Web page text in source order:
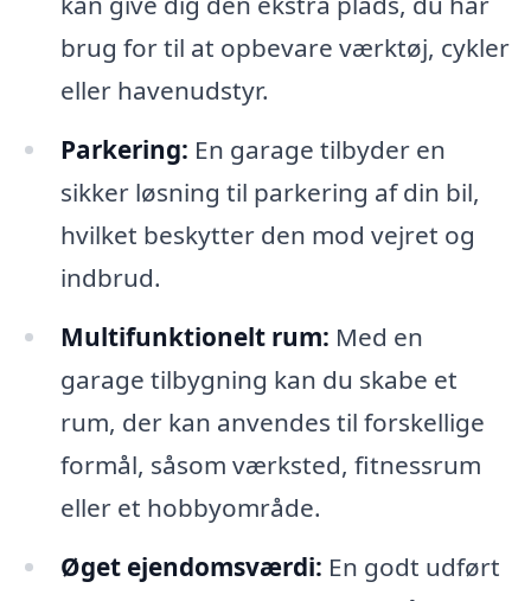
brug for til at opbevare værktøj, cykler
eller havenudstyr.
Parkering: En garage tilbyder en
sikker løsning til parkering af din bil,
hvilket beskytter den mod vejret og
indbrud.
Multifunktionelt rum: Med en
garage tilbygning kan du skabe et
rum, der kan anvendes til forskellige
formål, såsom værksted, fitnessrum
eller et hobbyområde.
Øget ejendomsværdi: En godt udført